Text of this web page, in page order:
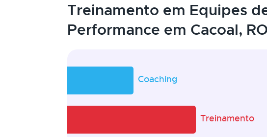
Treinamento em Equipes
Performance em Cacoal, RO